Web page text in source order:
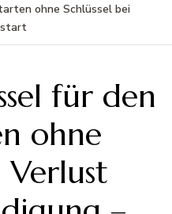
ohne Schlüssel bei
für den
ohne
Verlust